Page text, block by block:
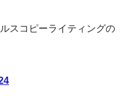
スコピーライティングの